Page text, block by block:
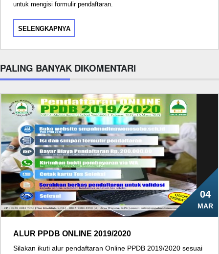
untuk mengisi formulir pendaftaran.
SELENGKAPNYA
PALING BANYAK DIKOMENTARI
04
MAR
ALUR PPDB ONLINE 2019/2020
Silakan ikuti alur pendaftaran Online PPDB 2019/2020 sesuai